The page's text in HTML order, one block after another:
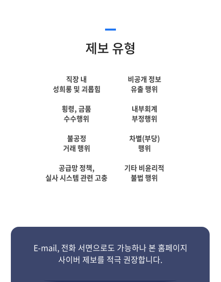
제보 유형
직장 내
성희롱 및 괴롭힘
비공개 정보
유출 행위
횡령, 금품
수수행위
내부회계
부정행위
불공정
거래 행위
차별(부당)
행위
공급망 정책,
실사 시스템 관련 고충
기타 비윤리적
불법 행위
E-mail, 전화 서면으로도 가능하나 본 홈페이지
사이버 제보를 적극 권장합니다.